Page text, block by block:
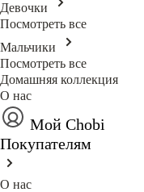
Девочки
Посмотреть все
Мальчики
Посмотреть все
Домашняя коллекция
О нас
Мой Chobi
Покупателям
О нас